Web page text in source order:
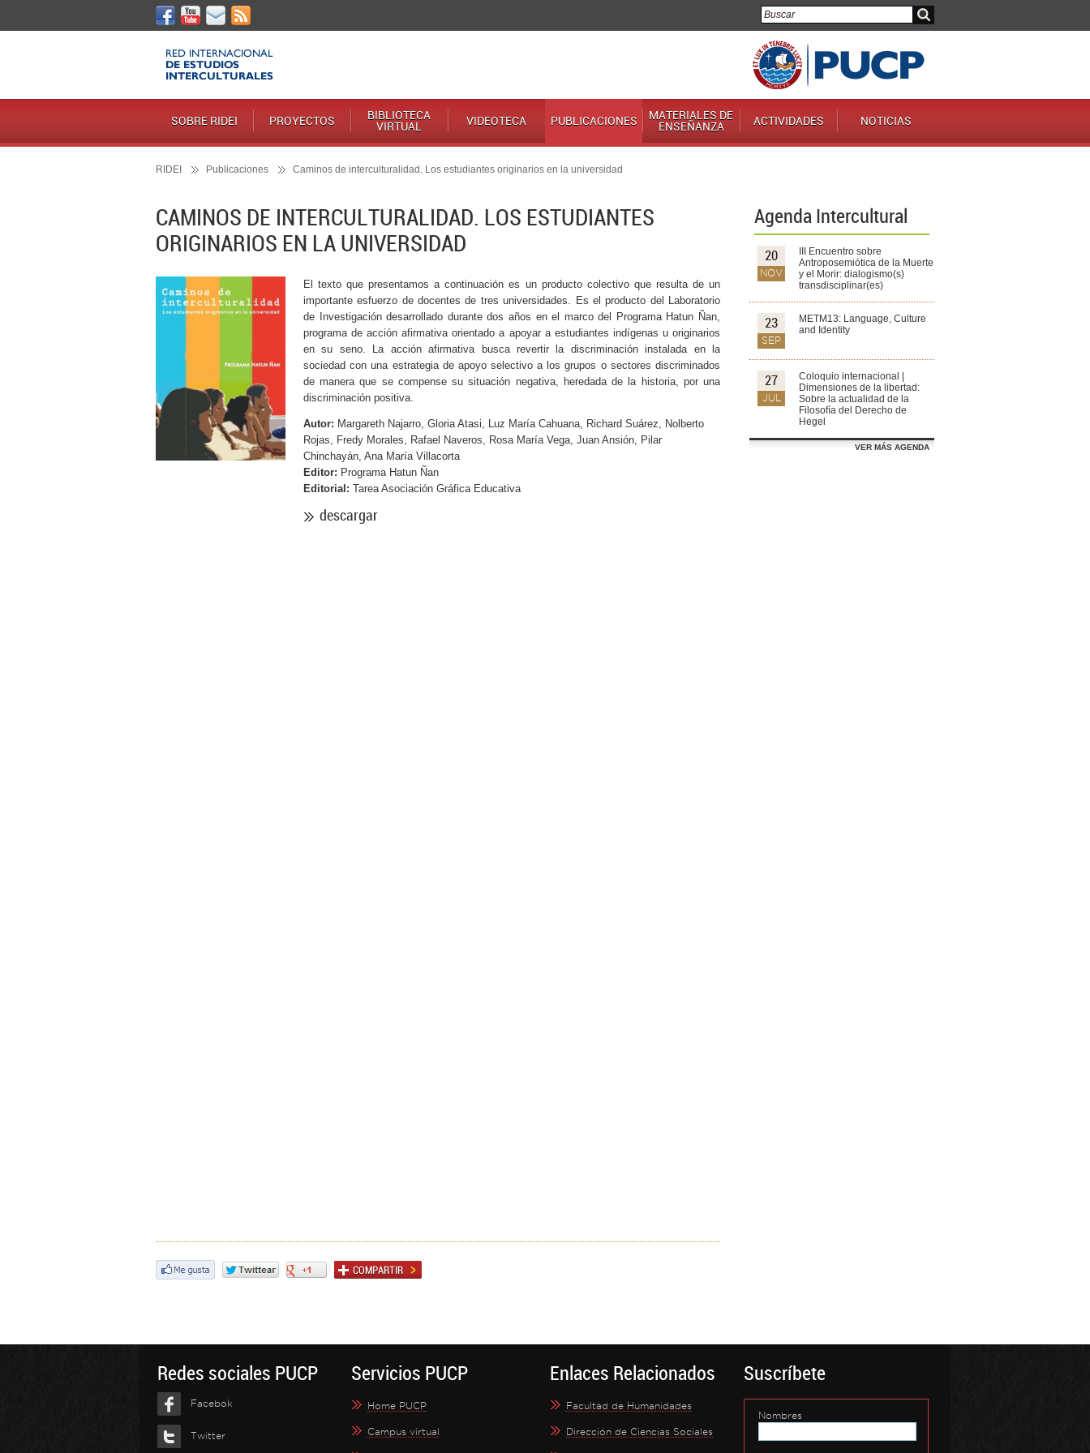
SOBRE RIDEI PROYECTOS BIBLIOTECA
VIRTUAL VIDEOTECA PUBLICACIONES MATERIALES DE
ENSEÑANZA ACTIVIDADES NOTICIAS
RIDEI Publicaciones Caminos de interculturalidad. Los estudiantes originarios en la universidad
CAMINOS DE INTERCULTURALIDAD. LOS ESTUDIANTES
ORIGINARIOS EN LA UNIVERSIDAD
El texto que presentamos a continuación es un producto colectivo que resulta de un
importante esfuerzo de docentes de tres universidades. Es el producto del Laboratorio
de Investigación desarrollado durante dos años en el marco del Programa Hatun Ñan,
programa de acción afirmativa orientado a apoyar a estudiantes indígenas u originarios
en su seno. La acción afirmativa busca revertir la discriminación instalada en la
sociedad con una estrategia de apoyo selectivo a los grupos o sectores discriminados
de manera que se compense su situación negativa, heredada de la historia, por una
discriminación positiva.
Autor: Margareth Najarro, Gloria Atasi, Luz María Cahuana, Richard Suárez, Nolberto
Rojas, Fredy Morales, Rafael Naveros, Rosa María Vega, Juan Ansión, Pilar
Chinchayán, Ana María Villacorta
Editor: Programa Hatun Ñan
Editorial: Tarea Asociación Gráfica Educativa
descargar
Agenda Intercultural
20
NOV
III Encuentro sobre
Antroposemiótica de la Muerte
y el Morir: dialogismo(s)
transdisciplinar(es)
23
SEP
METM13: Language, Culture
and Identity
27
JUL
Coloquio internacional |
Dimensiones de la libertad:
Sobre la actualidad de la
Filosofía del Derecho de
Hegel
VER MÁS AGENDA
Redes sociales PUCP
Facebok
Twitter
Servicios PUCP
Home PUCP
Campus virtual
Enlaces Relacionados
Facultad de Humanidades
Dirección de Ciencias Sociales
Suscríbete
Nombres